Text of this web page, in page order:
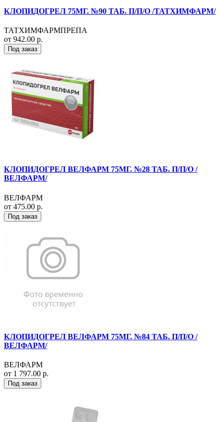
КЛОПИДОГРЕЛ 75МГ. №90 ТАБ. П/П/О /ТАТХИМФАРМ/
ТАТХИМФАРМПРЕПА
от 942.00 р.
Под заказ
КЛОПИДОГРЕЛ ВЕЛФАРМ 75МГ. №28 ТАБ. П/П/О /
ВЕЛФАРМ/
ВЕЛФАРМ
от 475.00 р.
Под заказ
КЛОПИДОГРЕЛ ВЕЛФАРМ 75МГ. №84 ТАБ. П/П/О /
ВЕЛФАРМ/
ВЕЛФАРМ
от 1 797.00 р.
Под заказ